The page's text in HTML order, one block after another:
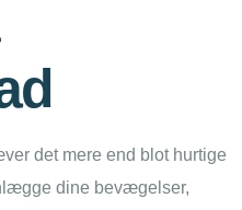
det mere end blot hurtige
dine bevægelser,